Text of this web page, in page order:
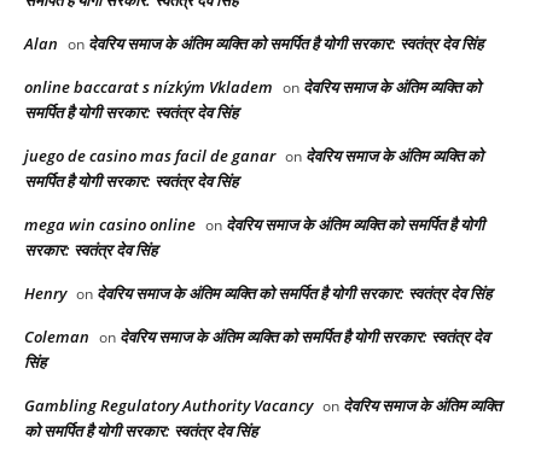
Alan on देवरिय समाज के अंतिम व्यक्ति को समर्पित है योगी सरकार: स्वतंत्र देव सिंह
online baccarat s nízkým Vkladem on देवरिय समाज के अंतिम व्यक्ति को
समर्पित है योगी सरकार: स्वतंत्र देव सिंह
juego de casino mas facil de ganar on देवरिय समाज के अंतिम व्यक्ति को
समर्पित है योगी सरकार: स्वतंत्र देव सिंह
mega win casino online on देवरिय समाज के अंतिम व्यक्ति को समर्पित है योगी
सरकार: स्वतंत्र देव सिंह
Henry on देवरिय समाज के अंतिम व्यक्ति को समर्पित है योगी सरकार: स्वतंत्र देव सिंह
Coleman on देवरिय समाज के अंतिम व्यक्ति को समर्पित है योगी सरकार: स्वतंत्र देव
सिंह
Gambling Regulatory Authority Vacancy on देवरिय समाज के अंतिम व्यक्ति
को समर्पित है योगी सरकार: स्वतंत्र देव सिंह